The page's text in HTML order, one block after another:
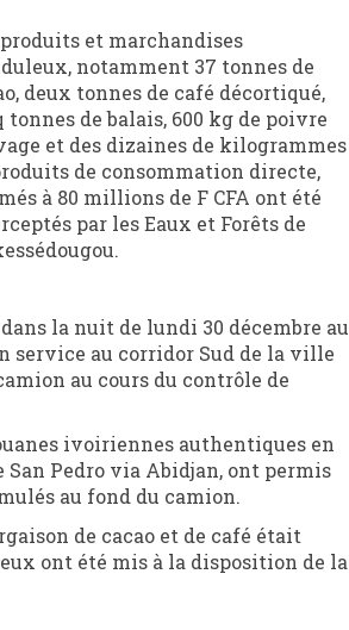
produits et marchandises
notamment 37 tonnes de
deux tonnes de café décortiqué,
tonnes de balais, 600 kg de poivre
et des dizaines de kilogrammes
de consommation directe,
à 80 millions de F CFA ont été
par les Eaux et Forêts de
la nuit de lundi 30 décembre au
service au corridor Sud de la ville
au cours du contrôle de
ivoiriennes authentiques en
Pedro via Abidjan, ont permis
au fond du camion.
de cacao et de café était
ont été mis à la disposition de la